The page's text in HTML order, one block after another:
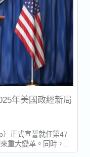
年美國政經新局
正式宣誓就任第47
重大變革。同時，馬
空領域推動創新，這